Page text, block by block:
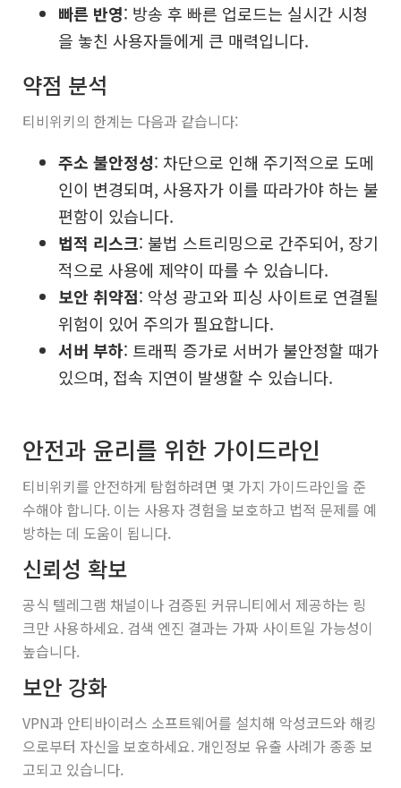
빠른 반영: 방송 후 빠른 업로드는 실시간 시청
을 놓친 사용자들에게 큰 매력입니다.
약점 분석
티비위키의 한계는 다음과 같습니다:
주소 불안정성: 차단으로 인해 주기적으로 도메
인이 변경되며, 사용자가 이를 따라가야 하는 불
편함이 있습니다.
법적 리스크: 불법 스트리밍으로 간주되어, 장기
적으로 사용에 제약이 따를 수 있습니다.
보안 취약점: 악성 광고와 피싱 사이트로 연결될
위험이 있어 주의가 필요합니다.
서버 부하: 트래픽 증가로 서버가 불안정할 때가
있으며, 접속 지연이 발생할 수 있습니다.
안전과 윤리를 위한 가이드라인
티비위키를 안전하게 탐험하려면 몇 가지 가이드라인을 준
수해야 합니다. 이는 사용자 경험을 보호하고 법적 문제를 예
방하는 데 도움이 됩니다.
신뢰성 확보
공식 텔레그램 채널이나 검증된 커뮤니티에서 제공하는 링
크만 사용하세요. 검색 엔진 결과는 가짜 사이트일 가능성이
높습니다.
보안 강화
VPN과 안티바이러스 소프트웨어를 설치해 악성코드와 해킹
으로부터 자신을 보호하세요. 개인정보 유출 사례가 종종 보
고되고 있습니다.